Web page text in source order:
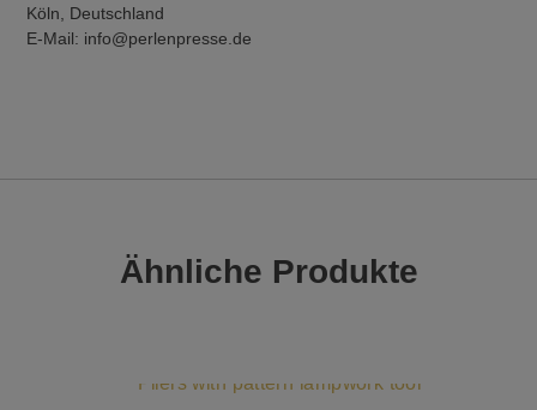
Köln, Deutschland
E-Mail: info@perlenpresse.de
Ähnliche Produkte